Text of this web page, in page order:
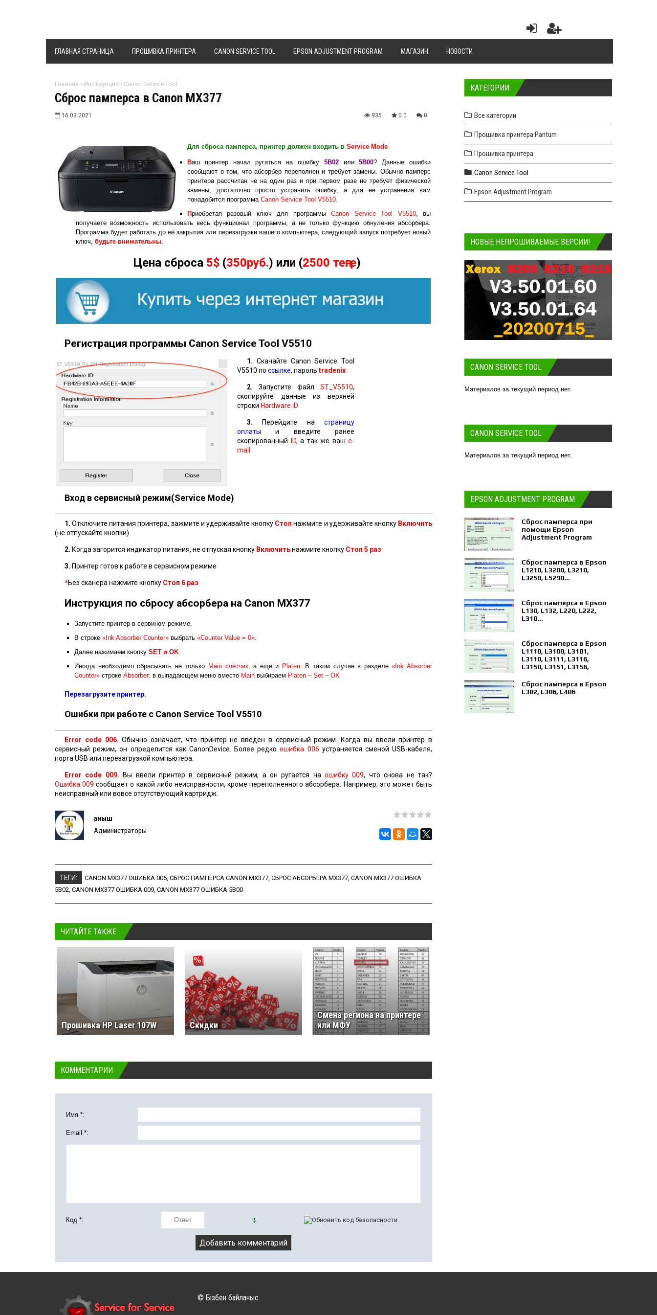
ГЛАВНАЯ СТРАНИЦА ПРОШИВКА ПРИНТЕРА CANON SERVICE TOOL EPSON ADJUSTMENT PROGRAM МАГАЗИН НОВОСТИ
Главная › Инструкции › Canon Service Tool
Сброс памперса в Canon MX377
16.03.2021 935 0.0 0
Для сброса памперса, принтер должен входить в Service Mode
Ваш принтер начал ругаться на ошибку 5B02или5B00? Данные ошибки
сообщают о том, что абсорбер переполнен и требует замены. Обычно памперс
принтера рассчитан не на один раз и при первом разе не требует физической
замены, достаточно просто устранить ошибку, а для её устранения вам
понадобится программа Canon Service Tool V5510.
Приобретая разовый ключ для программыCanon Service Tool V5510, вы
получаете возможность использовать весь функционал программы, а не только функцию обнуления абсорбера.
Программа будет работать до её закрытия или перезагрузки вашего компьютера, следующий запуск потребует новый
ключ, будьте внимательны.
Цена сброса 5$(350руб.) или (2500 теңге)
Регистрация программы Canon Service Tool V5510
1. Скачайте Canon Service Tool
V5510 по ссылке, пароль tradenix
2. Запустите файл ST_V5510,
скопируйте данные из верхней
строки Hardware ID
3. Перейдите настраницу
оплаты и введите ранее
скопированный
ID, а так же ваш e-
mail
Вход в сервисный режим(Service Mode)
1. Отключите питания принтера, зажмите и удерживайте кнопку Стоп нажмите и удерживайте кнопку Включить
(не отпускайте кнопки)
2. Когда загорится индикатор питания, не отпуская кнопку Включитьнажмите кнопку Стоп 5 раз
3. Принтер готов к работе в сервисном режиме
*Без сканера нажмите кнопку Стоп 6 раз
Инструкция по сбросу абсорбера на Canon MX377
Запустите принтер в сервином режиме.
В строке «Ink Absorber Counter» выбрать «Counter Value = 0».
Далее нажимаем кнопку SET и ОK
Иногда необходимо сбрасывать не только Main счётчик, а ещё и Platen. В таком случае в разделе«Ink Absorber
Counter» строке Absorber: в выпадающем меню вместо Main выбираем Platen – Set – OK
Перезагрузите принтер.
Ошибки при работе с Canon Service Tool V5510
Error code 006. Обычно означает, что принтер не введён в сервисный режим. Когда вы ввели принтер в
сервисный режим, он определится как CanonDevice. Более редкоошибка 006 устраняется сменой USB-кабеля,
порта USB или перезагрузкой компьютера.
Error code 009. Вы ввели принтер в сервисный режим, а он ругается наошибку 009, что снова не так?
Ошибка 009 сообщает о какой либо неисправности, кроме переполненного абсорбера. Например, это может быть
неисправный или вовсе отсутствующий картридж.
Қаныш
Администраторы
ТЕГИ: CANON MX377 ОШИБКА 006, СБРОС ПАМПЕРСА CANON MX377, СБРОС АБСОРБЕРА MX377, CANON MX377 ОШИБКА
5B02, CANON MX377 ОШИБКА 009, CANON MX377 ОШИБКА 5B00
ЧИТАЙТЕ ТАКЖЕ:
Прошивка HP Laser 107W Скидки
Смена региона на принтере
или МФУ
КОММЕНТАРИИ
Имя *:
Email *:
Код *:
КАТЕГОРИИ
Все категории
Прошивка принтера Pantum
Прошивка принтера
Canon Service Tool
Epson Adjustment Program
НОВЫЕ НЕПРОШИВАЕМЫЕ ВЕРСИИ!
CANON SERVICE TOOL
Материалов за текущий период нет.
CANON SERVICE TOOL
Материалов за текущий период нет.
EPSON ADJUSTMENT PROGRAM
Сброс памперса при
помощи Epson
Adjustment Program
Сброс памперса в Epson
L1210, L3200, L3210,
L3250, L5290...
Сброс памперса в Epson
L130, L132, L220, L222,
L310...
Сброс памперса в Epson
L1110, L3100, L3101,
L3110, L3111, L3116,
L3150, L3151, L3156,
Сброс памперса в Epson
L382, L386, L486
© Бізбен байланыс